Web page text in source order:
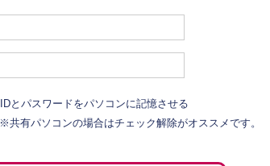
IDとパスワードをパソコンに記憶させる
※共有パソコンの場合はチェック解除がオススメです。